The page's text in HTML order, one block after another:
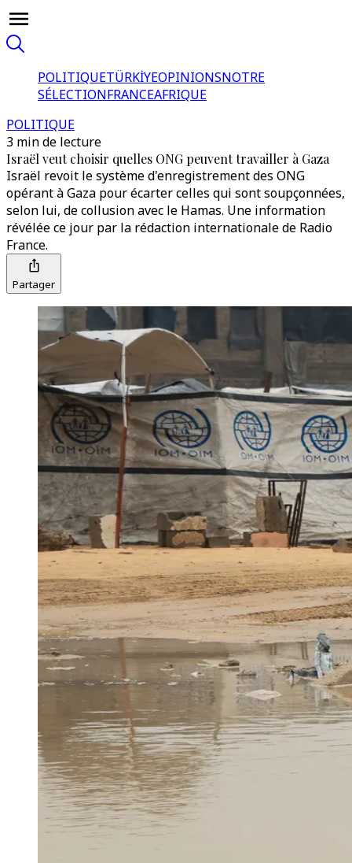
POLITIQUETÜRKİYEOPINIONSNOTRE
SÉLECTIONFRANCEAFRIQUE
POLITIQUE
3 min de lecture
Israël veut choisir quelles ONG peuvent travailler à Gaza
Israël revoit le système d'enregistrement des ONG
opérant à Gaza pour écarter celles qui sont soupçonnées,
selon lui, de collusion avec le Hamas. Une information
révélée ce jour par la rédaction internationale de Radio
France.
Partager